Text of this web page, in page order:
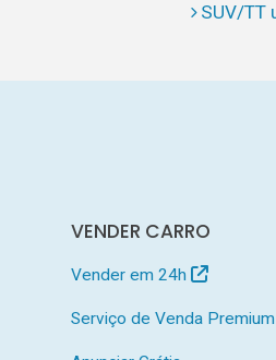
SUV/TT
VENDER CARRO
Vender em 24h
Serviço de Venda Premium